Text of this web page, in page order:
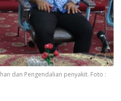
dan Pengendalian penyakit. Foto :